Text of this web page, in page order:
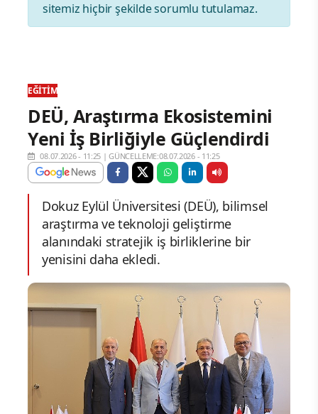
sitemiz hiçbir şekilde sorumlu tutulamaz.
EĞITIM
DEÜ, Araştırma Ekosistemini
Yeni İş Birliğiyle Güçlendirdi
08.07.2026 - 11:25 |GÜNCELLEME:08.07.2026 - 11:25
Dokuz Eylül Üniversitesi (DEÜ), bilimsel
araştırma ve teknoloji geliştirme
alanındaki stratejik iş birliklerine bir
yenisini daha ekledi.